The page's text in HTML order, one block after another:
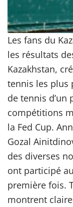
Les fans du
les résultats
Kazakhstan,
tennis les plus
de tennis d’un
compétitions
la Fed Cup.
Gozal
des diverses
ont participé
première fois.
montrent